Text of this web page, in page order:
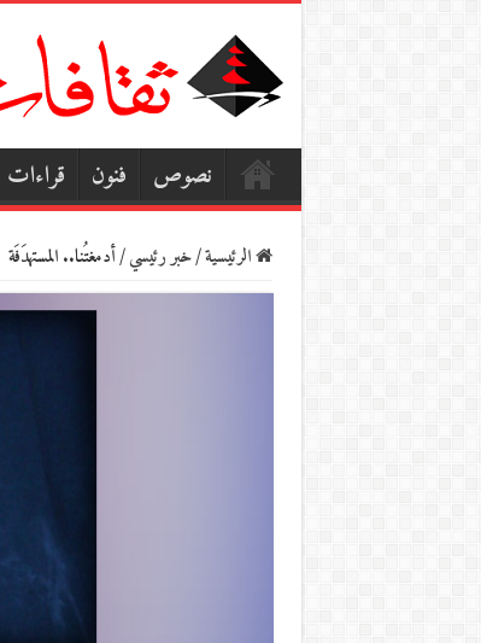
نصوص فنون قراءات
الرئيسية/خبر رئيسي/أدمغتُنا.. المستهدَفَة